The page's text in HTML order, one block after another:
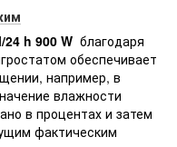
24 h 900 W благодаря
обеспечивает
например, в
влажности
в процентах и затем
фактическим